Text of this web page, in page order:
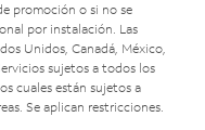
promoción o si no se
por instalación. Las
Unidos, Canadá, México,
sujetos a todos los
cuales están sujetos a
Se aplican restricciones.